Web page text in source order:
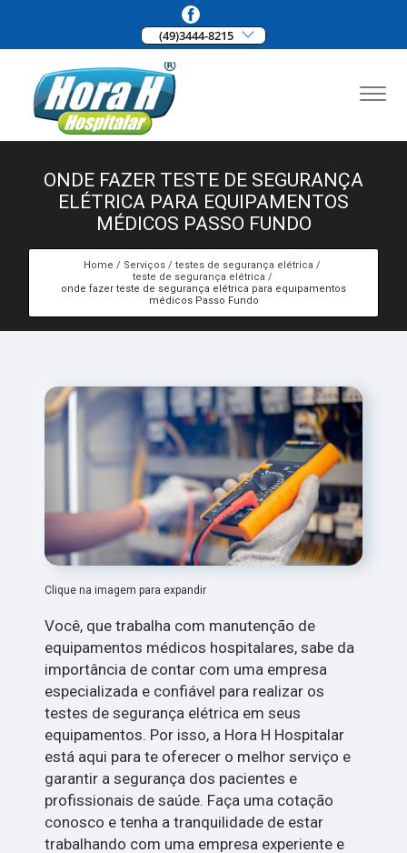
(49)3444-8215
ONDE FAZER TESTE DE SEGURANÇA
ELÉTRICA PARA EQUIPAMENTOS
MÉDICOS PASSO FUNDO
Home Serviços
testes de segurança elétrica
teste de segurança elétrica
onde fazer teste de segurança elétrica para equipamentos
médicos Passo Fundo
Clique na imagem para expandir
Você, que trabalha com manutenção de
equipamentos médicos hospitalares, sabe da
importância de contar com uma empresa
especializada e confiável para realizar os
testes de segurança elétrica em seus
equipamentos. Por isso, a Hora H Hospitalar
está aqui para te oferecer o melhor serviço e
garantir a segurança dos pacientes e
profissionais de saúde. Faça uma cotação
conosco e tenha a tranquilidade de estar
trabalhando com uma empresa experiente e